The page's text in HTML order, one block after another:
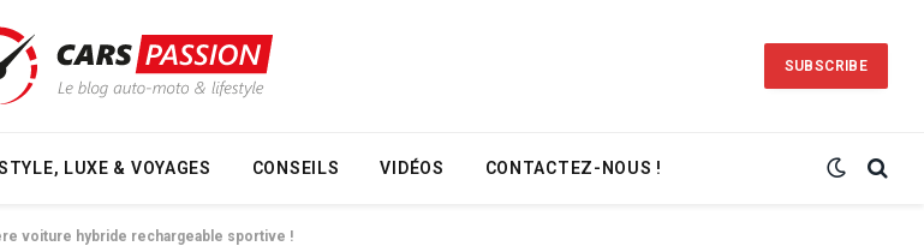
SUBSCRIBE
LUXE & VOYAGES CONSEILS VIDÉOS CONTACTEZ-NOUS !
voiture hybride rechargeable sportive !